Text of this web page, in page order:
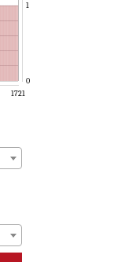
1721
0
1